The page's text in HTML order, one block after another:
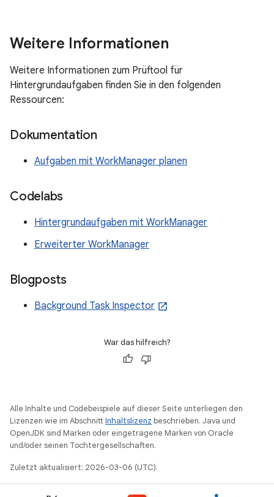
Weitere Informationen
Weitere Informationen zum Prüftool für
Hintergrundaufgaben finden Sie in den folgenden
Ressourcen:
Dokumentation
Aufgaben mit WorkManager planen
Codelabs
Hintergrundaufgaben mit WorkManager
Erweiterter WorkManager
Blogposts
Background Task Inspector
War das hilfreich?
Alle Inhalte und Codebeispiele auf dieser Seite unterliegen den
Lizenzen wie im AbschnittInhaltslizenz beschrieben. Java und
OpenJDK sind Marken oder eingetragene Marken von Oracle
und/oder seinen Tochtergesellschaften.
Zuletzt aktualisiert: 2026-03-06 (UTC).